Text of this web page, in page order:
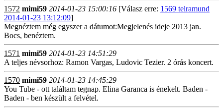
1572 mimi59 2014-01-23 15:00:16 [Válasz erre: 1569 telramund
2014-01-23 13:12:09]
Megnéztem még egyszer a dátumot:Megjelenés ideje 2013 jan.
Bocs, benéztem.
1571 mimi59 2014-01-23 14:51:29
A teljes névsorhoz: Ramon Vargas, Ludovic Tezier. 2 órás koncert.
1570 mimi59 2014-01-23 14:45:29
You Tube - ott találtam tegnap. Elina Garanca is énekelt. Baden -
Baden - ben készült a felvétel.